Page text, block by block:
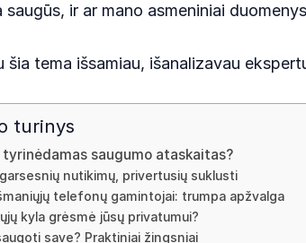
saugūs, ir ar mano asmeniniai
šia tema išsamiau, išanalizavau
turinys
tyrinėdamas saugumo ataskaitas?
nutikimų, privertusių suklusti
telefonų gamintojai: trumpa apžvalga
kyla grėsmė jūsų privatumui?
save? Praktiniai žingsniai